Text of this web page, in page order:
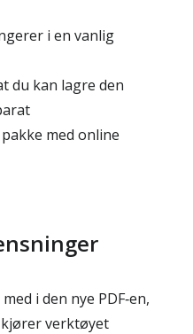
i en vanlig
du kan lagre den
med online
i den nye PDF‑en,
verktøyet